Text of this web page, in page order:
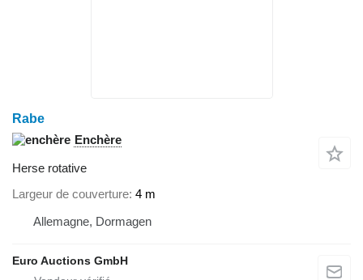
Rabe
Enchère
Herse rotative
Largeur de couverture 4 m
Allemagne, Dormagen
Euro Auctions GmbH